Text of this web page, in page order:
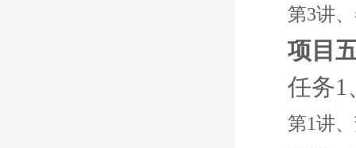
第3讲
项目
任务1
第1讲